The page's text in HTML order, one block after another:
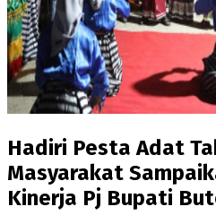
Hadiri Pesta Adat
Masyarakat
Kinerja Pj Bupati